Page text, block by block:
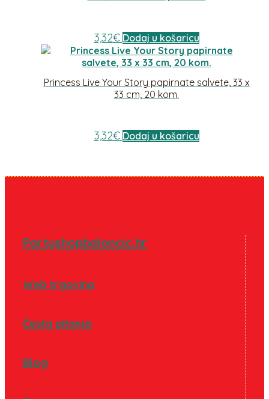
3,32€ Dodaj u košaricu
Princess Live Your Story papirnate salvete, 33 x
33 cm, 20 kom.
3,32€ Dodaj u košaricu
Partyshopbaloncic.hr
Web trgovina
Česta pitanja
Blog